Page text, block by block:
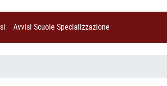
(current)
Avvisi Scuole Specializzazione